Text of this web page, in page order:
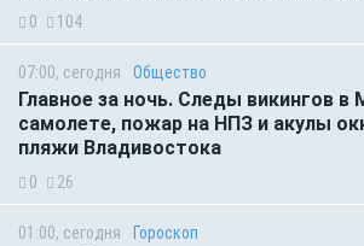
0 104
07:00, сегодня Общество
Главное за ночь. Следы викингов
самолете, пожар на НПЗ и акулы
пляжи Владивостока
0 26
01:00, сегодня Гороскоп